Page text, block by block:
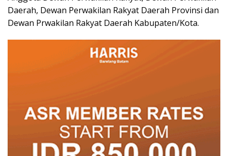
Daerah, Dewan Perwakilan Rakyat Daerah Provinsi dan
Dewan Prwakilan Rakyat Daerah Kabupaten/Kota.